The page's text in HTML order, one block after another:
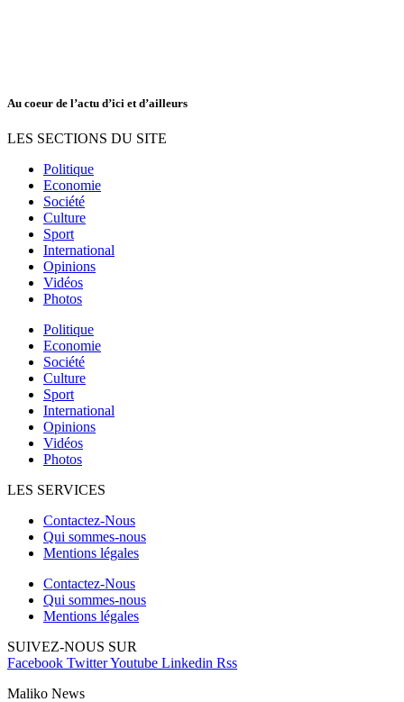
Au coeur de l’actu d’ici et d’ailleurs
LES SECTIONS DU SITE
Politique
Economie
Société
Culture
Sport
International
Opinions
Vidéos
Photos
Politique
Economie
Société
Culture
Sport
International
Opinions
Vidéos
Photos
LES SERVICES
Contactez-Nous
Qui sommes-nous
Mentions légales
Contactez-Nous
Qui sommes-nous
Mentions légales
SUIVEZ-NOUS SUR
Facebook TwitterYoutube Linkedin Rss
Maliko News